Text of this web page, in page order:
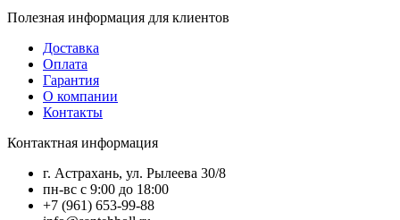
Полезная информация для клиентов
Доставка
Оплата
Гарантия
О компании
Контакты
Контактная информация
г. Астрахань, ул. Рылеева 30/8
пн-вс с 9:00 до 18:00
+7 (961) 653-99-88